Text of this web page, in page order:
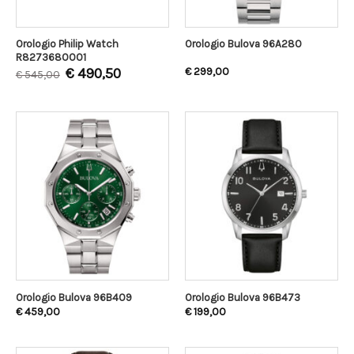
Orologio Philip Watch
R8273680001
€545,00 €490,50
Orologio Bulova 96A280
€299,00
Orologio Bulova 96B409
€459,00
Orologio Bulova 96B473
€199,00